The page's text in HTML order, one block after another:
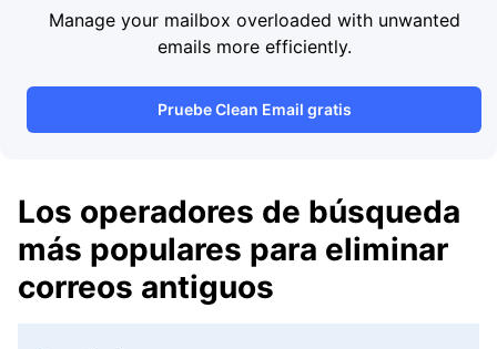
Manage your mailbox overloaded with unwanted
emails more efficiently.
Pruebe Clean Email gratis
Los operadores de búsqueda
más populares para eliminar
correos antiguos